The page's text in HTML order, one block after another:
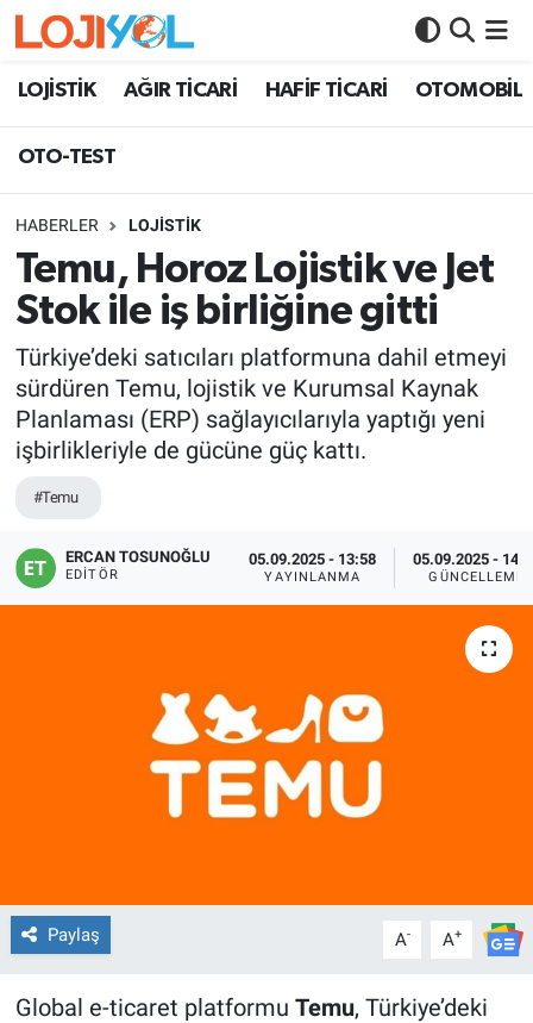
LOJİSTİK AĞIR TİCARİ HAFİF TİCARİ OTOMOBİL
OTO-TEST
HABERLER LOJİSTİK
Temu, Horoz Lojistik ve Jet
Stok ile iş birliğine gitti
Türkiye’deki satıcıları platformuna dahil etmeyi
sürdüren Temu, lojistik ve Kurumsal Kaynak
Planlaması (ERP) sağlayıcılarıyla yaptığı yeni
işbirlikleriyle de gücüne güç kattı.
#Temu
ERCAN TOSUNOĞLU
EDITÖR
05.09.2025 - 13:58
YAYINLANMA
05.09.2025 -
GÜNCELLEME
Paylaş A- A+
Global e-ticaret platformu Temu, Türkiye’deki
OTO-TEST